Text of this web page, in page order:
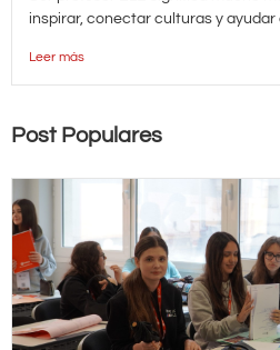
inspirar, conectar culturas y ayudar
Leer más
Post Populares